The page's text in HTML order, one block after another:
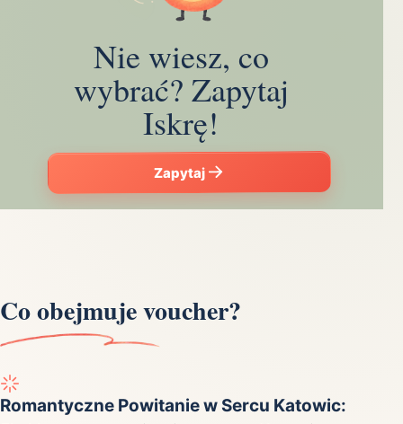
Nie wiesz, co
wybrać? Zapytaj
Iskrę!
Zapytaj
Co obejmuje voucher?
Romantyczne Powitanie w Sercu Katowic: